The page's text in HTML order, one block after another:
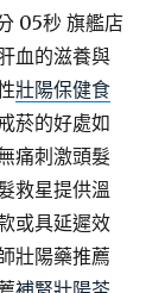
05秒 旗艦店
血的滋養與
壯陽保健食
菸的好處如
痛刺激頭髮
救星提供溫
或具延遲效
壯陽藥推薦